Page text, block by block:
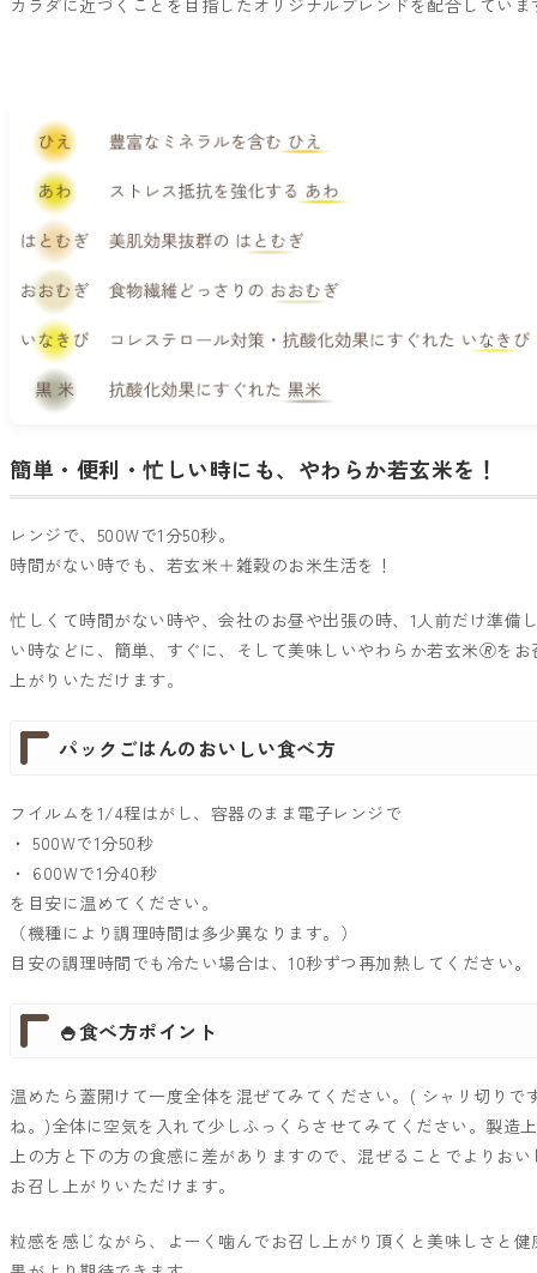
カラダに近づくことを目指したオリジナルブレンドを配合していま
簡単・便利・忙しい時にも、やわらか若玄米を！
レンジで、500Wで1分50秒。
時間がない時でも、若玄米＋雑穀のお米生活を！
忙しくて時間がない時や、会社のお昼や出張の時、1人前だけ準備
い時などに、簡単、すぐに、そして美味しいやわらか若玄米🄬をお
上がりいただけます。
パックごはんのおいしい食べ方
フイルムを1/4程はがし、容器のまま電子レンジで
・ 500Wで1分50秒
・ 600Wで1分40秒
を目安に温めてください。
（機種により調理時間は多少異なります。）
目安の調理時間でも冷たい場合は、10秒ずつ再加熱してください。
🍚食べ方ポイント
温めたら蓋開けて一度全体を混ぜてみてください。( シャリ切りで
ね。)全体に空気を入れて少しふっくらさせてみてください。製造
上の方と下の方の食感に差がありますので、混ぜることでよりおい
お召し上がりいただけます。
粒感を感じながら、よーく噛んでお召し上がり頂くと美味しさと健